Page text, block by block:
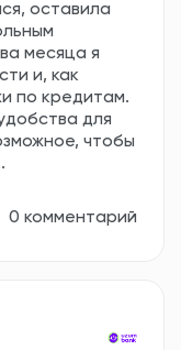
оставила
месяца я
и, как
по кредитам.
для
чтобы
0 комментарий